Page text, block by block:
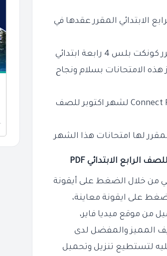
الابتدائي المقرر عقدها في
4 رابعة ابتدائي
هذه الامتحانات بسلام ونجاح
مراجعة Connect Plus لشهر اكتوبر للصف
على ايقونة معاينة،
من موقع ميديا فاير،
المميز والمفضل لدى
لتستطيع تنزيل وتحميل